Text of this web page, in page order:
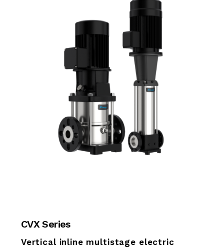
CVX Series
Vertical inline multistage electric